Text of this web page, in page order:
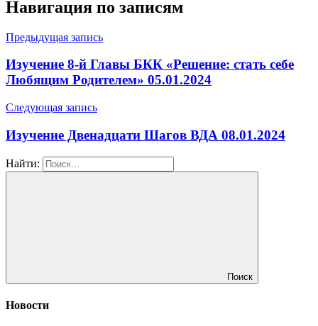
Навигация по записям
Предыдущая запись
Изучение 8-й Главы БКК «Решение: стать себе
Любящим Родителем» 05.01.2024
Следующая запись
Изучение Двенадцати Шагов ВДА 08.01.2024
Найти:
Поиск
Новости